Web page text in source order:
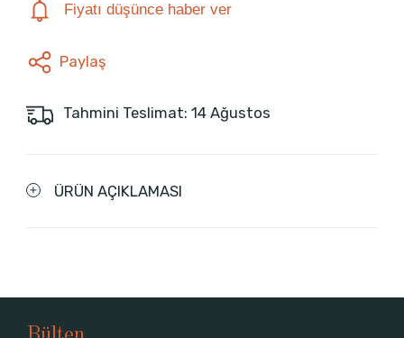
Fiyatı düşünce haber ver
Paylaş
Tahmini Teslimat: 14 Ağustos
ÜRÜN AÇIKLAMASI